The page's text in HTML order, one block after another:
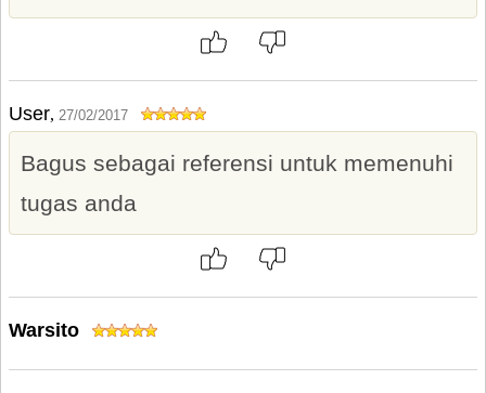
User, 27/02/2017
Bagus sebagai referensi untuk memenuhi
tugas anda
Warsito